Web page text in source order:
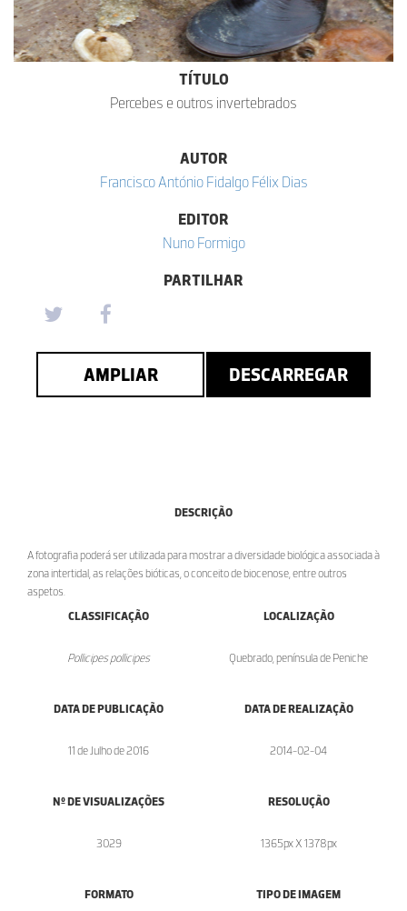
TÍTULO
Percebes e outros invertebrados
AUTOR
Francisco António Fidalgo Félix Dias
EDITOR
Nuno Formigo
PARTILHAR
AMPLIAR DESCARREGAR
DESCRIÇÃO
A fotografia poderá ser utilizada para mostrar a diversidade biológica associada à
zona intertidal, as relações bióticas, o conceito de biocenose, entre outros
aspetos.
CLASSIFICAÇÃO
Pollicipes pollicipes
LOCALIZAÇÃO
Quebrado, península de Peniche
DATA DE PUBLICAÇÃO
11 de Julho de 2016
DATA DE REALIZAÇÃO
2014-02-04
Nº DE VISUALIZAÇÕES
3029
RESOLUÇÃO
1365px X 1378px
FORMATO TIPO DE IMAGEM